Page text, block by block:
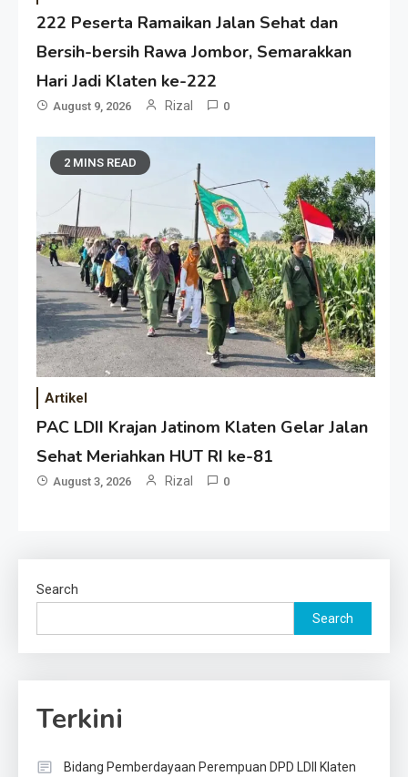
222 Peserta Ramaikan Jalan Sehat dan
Bersih-bersih Rawa Jombor, Semarakkan
Hari Jadi Klaten ke-222
August 9, 2026 Rizal 0
2 MINS READ
Artikel
PAC LDII Krajan Jatinom Klaten Gelar Jalan
Sehat Meriahkan HUT RI ke-81
August 3, 2026 Rizal 0
Search
Search
Terkini
Bidang Pemberdayaan Perempuan DPD LDII Klaten